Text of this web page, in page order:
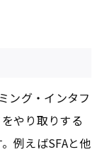
ング・インタフ
やり取りする
例えばSFAと他